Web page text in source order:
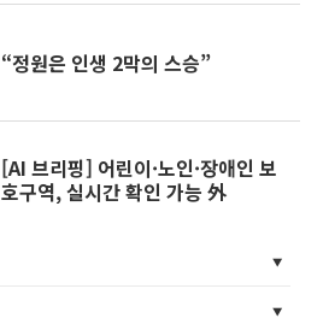
“정원은 인생 2막의 스승”
[AI 브리핑] 어린이·노인·장애인 보
호구역, 실시간 확인 가능 外